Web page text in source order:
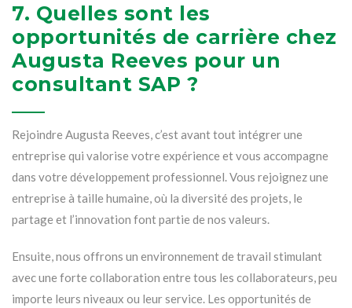
7. Quelles sont les
opportunités de carrière chez
Augusta Reeves pour un
consultant SAP ?
Rejoindre Augusta Reeves, c’est avant tout intégrer une
entreprise qui valorise votre expérience et vous accompagne
dans votre développement professionnel. Vous rejoignez une
entreprise à taille humaine, où la diversité des projets, le
partage et l’innovation font partie de nos valeurs.
Ensuite, nous offrons un environnement de travail stimulant
avec une forte collaboration entre tous les collaborateurs, peu
importe leurs niveaux ou leur service. Les opportunités de